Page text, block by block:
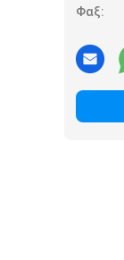
Φαξ: